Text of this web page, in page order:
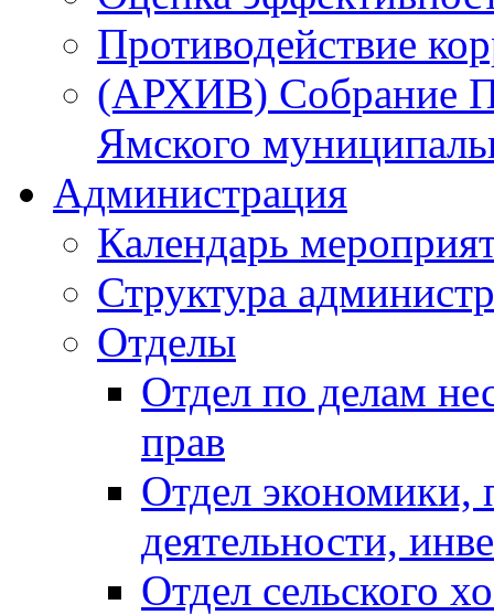
Противодействие
(АРХИВ) Собрание
Ямского
Администрация
Календарь
Структура
Отделы
Отдел по делам
прав
Отдел экономики,
деятельности,
Отдел сельского